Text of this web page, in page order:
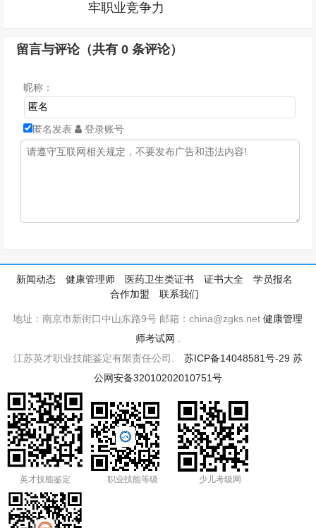
牢职业竞争力
留言与评论（共有0 条评论）
昵称：
匿名发表 登录账号
新闻动态 健康管理师 医药卫生类证书 证书大全
学员报名
合作加盟
联系我们
地址：南京市新街口中山东路9号 邮箱：china@zgks.net健康管理
师考试网
江苏英才职业技能鉴定有限责任公司. 苏ICP备14048581号-29 苏
公网安备32010202010751号
英才技能鉴定 职业技能等级 少儿考级网